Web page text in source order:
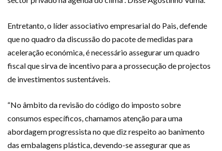
Entretanto, o líder associativo empresarial do Pais, defende
que no quadro da discussão do pacote de medidas para
aceleração económica, é necessário assegurar um quadro
fiscal que sirva de incentivo para a prossecução de projectos
de investimentos sustentáveis.
“No âmbito da revisão do código do imposto sobre
consumos específicos, chamamos atenção para uma
abordagem progressista no que diz respeito ao banimento
das embalagens plástica, devendo-se assegurar que as